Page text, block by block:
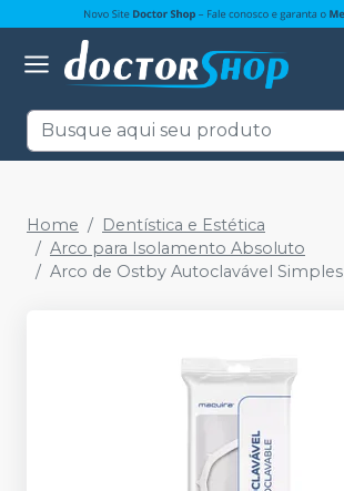
Home
Dentística e Estética
Arco para Isolamento Absoluto
Arco de Ostby Autoclavável Simples